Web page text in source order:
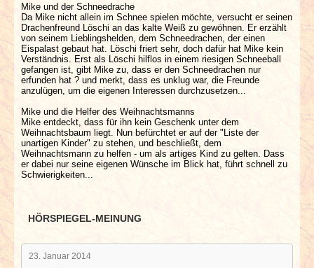
Mike und der Schneedrache
Da Mike nicht allein im Schnee spielen möchte, versucht er seinen
Drachenfreund Löschi an das kalte Weiß zu gewöhnen. Er erzählt
von seinem Lieblingshelden, dem Schneedrachen, der einen
Eispalast gebaut hat. Löschi friert sehr, doch dafür hat Mike kein
Verständnis. Erst als Löschi hilflos in einem riesigen Schneeball
gefangen ist, gibt Mike zu, dass er den Schneedrachen nur
erfunden hat ? und merkt, dass es unklug war, die Freunde
anzulügen, um die eigenen Interessen durchzusetzen...
Mike und die Helfer des Weihnachtsmanns
Mike entdeckt, dass für ihn kein Geschenk unter dem
Weihnachtsbaum liegt. Nun befürchtet er auf der "Liste der
unartigen Kinder" zu stehen, und beschließt, dem
Weihnachtsmann zu helfen - um als artiges Kind zu gelten. Dass
er dabei nur seine eigenen Wünsche im Blick hat, führt schnell zu
Schwierigkeiten...
HÖRSPIEGEL-MEINUNG
23. Januar 2014